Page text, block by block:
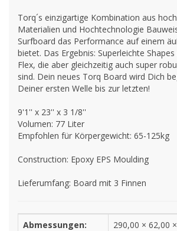
Torq´s einzigartige Kombination aus
Materialien und Hochtechnologie
Surfboard das Performance auf einem
bietet. Das Ergebnis: Superleichte
Flex, die aber gleichzeitig auch super
sind. Dein neues Torq Board wird Dich
Deiner ersten Welle bis zur letzten!
9'1'' x 23'' x 3 1/8''
Volumen: 77 Liter
Empfohlen für Körpergewicht: 65-125kg
Construction: Epoxy EPS Moulding
Lieferumfang: Board mit 3 Finnen
Abmessungen: 290,00 × 62,00